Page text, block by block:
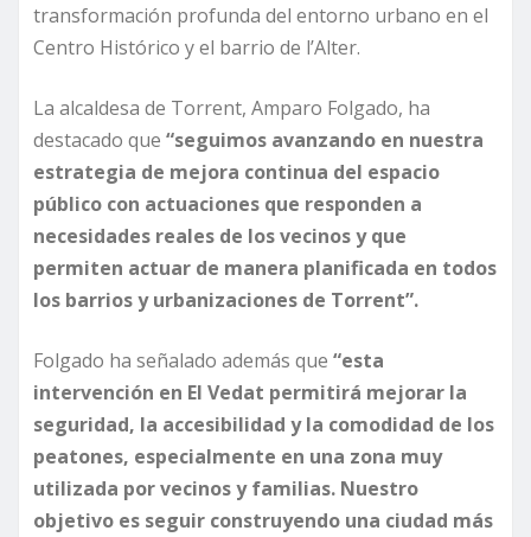
transformación profunda del entorno urbano en el
Centro Histórico y el barrio de l’Alter.
La alcaldesa de Torrent, Amparo Folgado, ha
destacado que “seguimos avanzando en nuestra
estrategia de mejora continua del espacio
público con actuaciones que responden a
necesidades reales de los vecinos y que
permiten actuar de manera planificada en todos
los barrios y urbanizaciones de Torrent”.
Folgado ha señalado además que “esta
intervención en El Vedat permitirá mejorar la
seguridad, la accesibilidad y la comodidad de los
peatones, especialmente en una zona muy
utilizada por vecinos y familias. Nuestro
objetivo es seguir construyendo una ciudad más